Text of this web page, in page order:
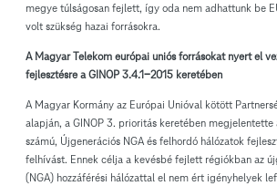
megye túlságosan fejlett, így oda nem adhattunk be
volt szükség hazai forrásokra.
A Magyar Telekom európai uniós forrásokat nyert el
fejlesztésre a GINOP 3.4.1-2015 keretében
A Magyar Kormány az Európai Unióval kötött
alapján, a GINOP 3. prioritás keretében megjelentette
számú, Újgenerációs NGA és felhordó hálózatok
felhívást. Ennek célja a kevésbé fejlett régiókban az
(NGA) hozzáférési hálózattal el nem ért igényhelyek